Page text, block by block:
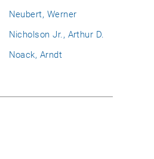
Neubert, Werner
Nicholson Jr., Arthur D.
Noack, Arndt